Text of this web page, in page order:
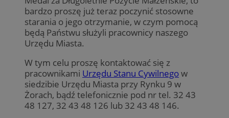
bardzo proszę już teraz poczynić stosowne
starania o jego otrzymanie, w czym pomocą
będą Państwu służyli pracownicy naszego
Urzędu Miasta.
W tym celu proszę kontaktować się z
pracownikami Urzędu Stanu Cywilnegow
siedzibie Urzędu Miasta przy Rynku 9 w
Żorach, bądź telefonicznie pod nr tel. 32 43
48 127, 32 43 48 126 lub 32 43 48 146.